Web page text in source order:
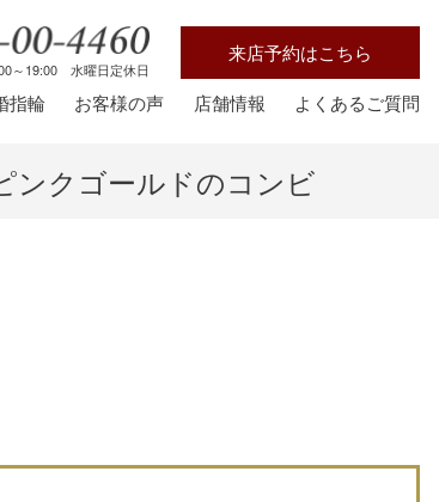
～19:00 水曜日定休日
来店予約はこちら
指輪 お客様の声 店舗情報 よくあるご質問
クゴールドのコンビ